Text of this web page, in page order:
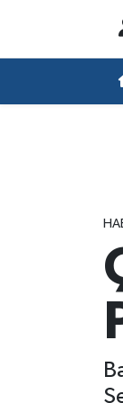
Süper Lig
Tüm
Son
Haber